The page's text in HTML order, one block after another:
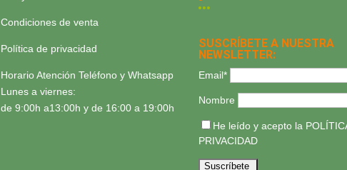
Condiciones de venta
Política de privacidad
Horario Atención Teléfono y Whatsapp
Lunes a viernes:
de 9:00h a13:00h y de 16:00 a 19:00h
SUSCRÍBETE A NUESTRA
NEWSLETTER:
Email*
Nombre
He leído y acepto la
PRIVACIDAD